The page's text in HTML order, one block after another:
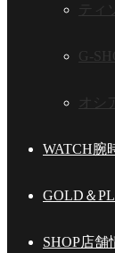
ティ
G-
オシ
WATCH腕
GOLD＆
SHOP店舗